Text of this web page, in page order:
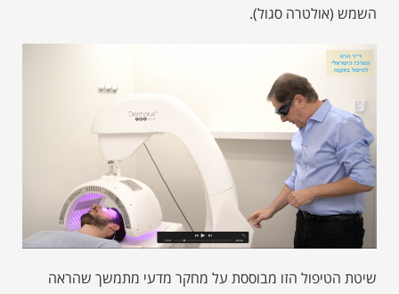
השמש (אולטרה סגול).
שיטת הטיפול הזו מבוססת על מחקר מדעי מתמשך שהראה